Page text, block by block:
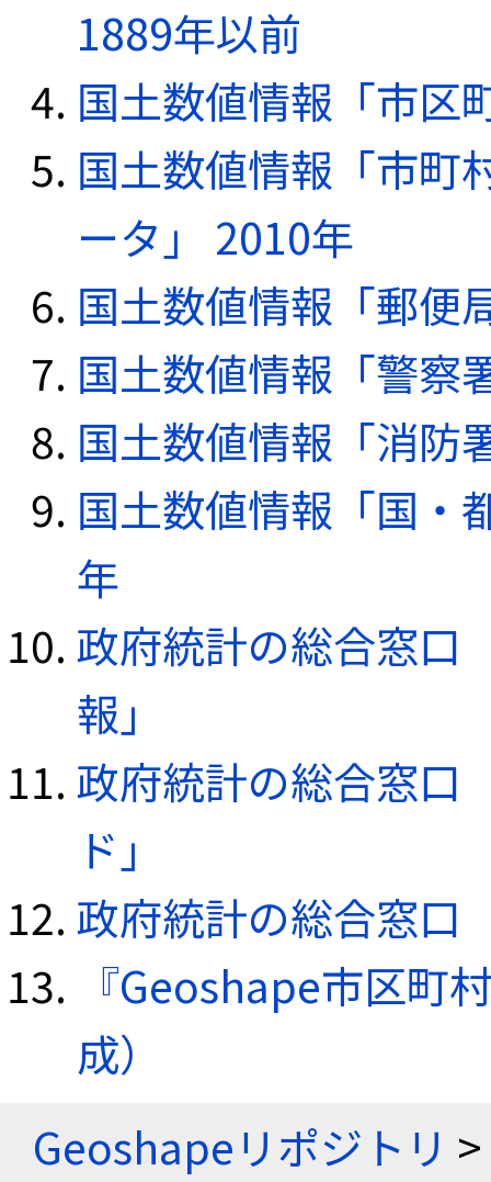
1889年以前
国土数値情報「市区
国土数値情報「市町
ータ」 2010年
国土数値情報「郵便
国土数値情報「警察
国土数値情報「消防
国土数値情報「国・
年
政府統計の総合窓口
報」
政府統計の総合窓口
ド」
政府統計の総合窓口
『Geoshape市区町
成）
Geoshapeリポジトリ >